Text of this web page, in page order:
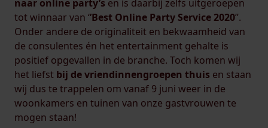
naar online party’s en is daarbij zelfs uitgeroepen
tot winnaar van ‘’Best Online Party Service 2020’’.
Onder andere de originaliteit en bekwaamheid van
de consulentes én het entertainment gehalte is
positief opgevallen in de branche. Toch komen wij
het liefst bij de vriendinnengroepen thuis en staan
wij dus te trappelen om vanaf 9 juni weer in de
woonkamers en tuinen van onze gastvrouwen te
mogen staan!